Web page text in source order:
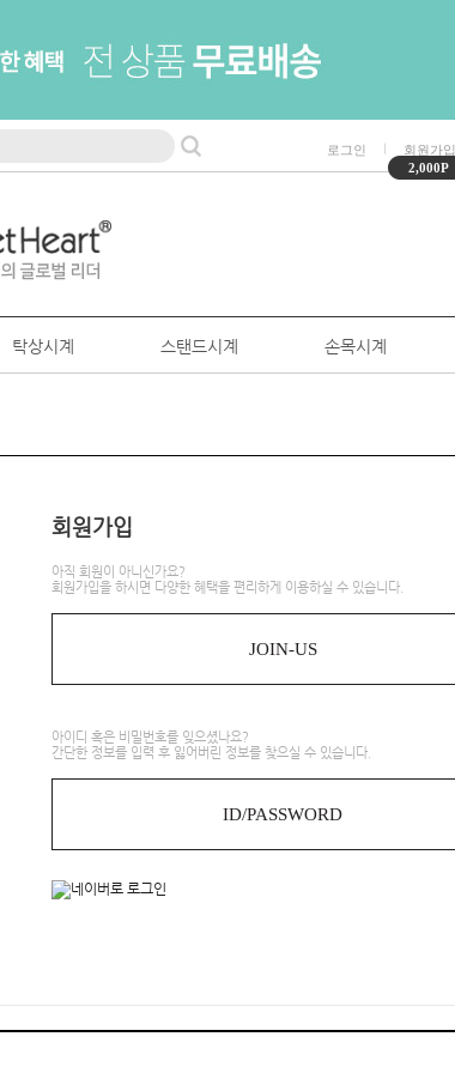
로그인
회원가입
2,000P
탁상시계 스탠드시계 손목시계
회원가입
아직 회원이 아니신가요?
회원가입을 하시면 다양한 혜택을 편리하게 이용하실 수 있습니다.
JOIN-US
아이디 혹은 비밀번호를 잊으셨나요?
간단한 정보를 입력 후 잃어버린 정보를 찾으실 수 있습니다.
ID/PASSWORD